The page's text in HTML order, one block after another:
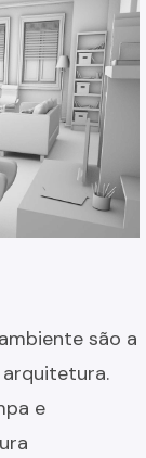
são a
e